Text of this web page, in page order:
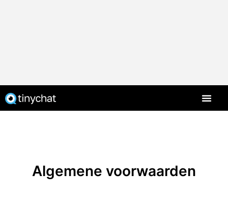
Algemene voorwaarden